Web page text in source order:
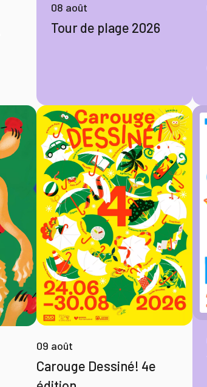
08 août
Tour de plage 2026
09 août
Carouge Dessiné! 4e